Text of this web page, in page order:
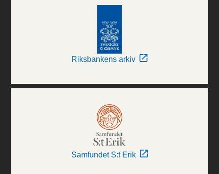
Riksbankens arkiv
Samfundet S:t Erik